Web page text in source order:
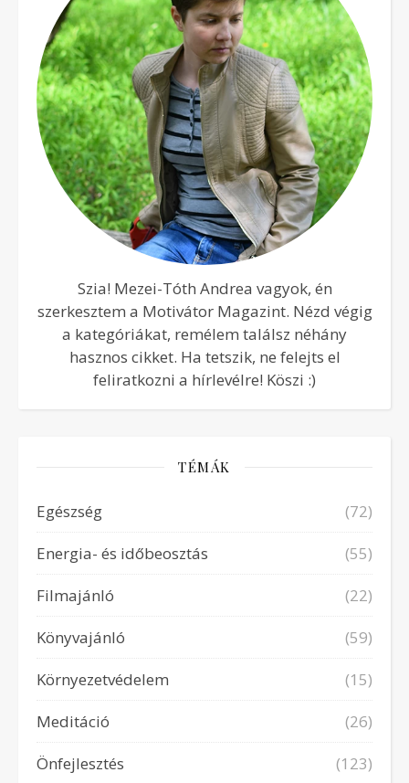
Szia! Mezei-Tóth Andrea vagyok, én
szerkesztem a Motivátor Magazint. Nézd végig
a kategóriákat, remélem találsz néhány
hasznos cikket. Ha tetszik, ne felejts el
feliratkozni a hírlevélre! Köszi :)
TÉMÁK
Egészség
(72)
Energia- és időbeosztás
(55)
Filmajánló
(22)
Könyvajánló
(59)
Környezetvédelem
(15)
Meditáció
(26)
Önfejlesztés
(123)